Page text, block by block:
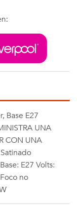
Base E27
UNA
CON UNA
E27 Volts:
no